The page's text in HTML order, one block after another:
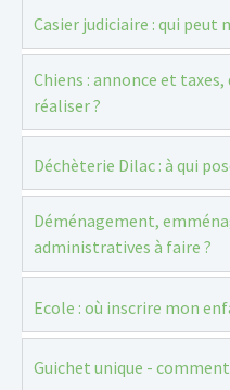
Casier judiciaire : qui peut
Chiens : annonce et
réaliser ?
Déchèterie Dilac : à qui
Déménagement,
administratives à faire ?
Ecole : où inscrire mon
Guichet unique -